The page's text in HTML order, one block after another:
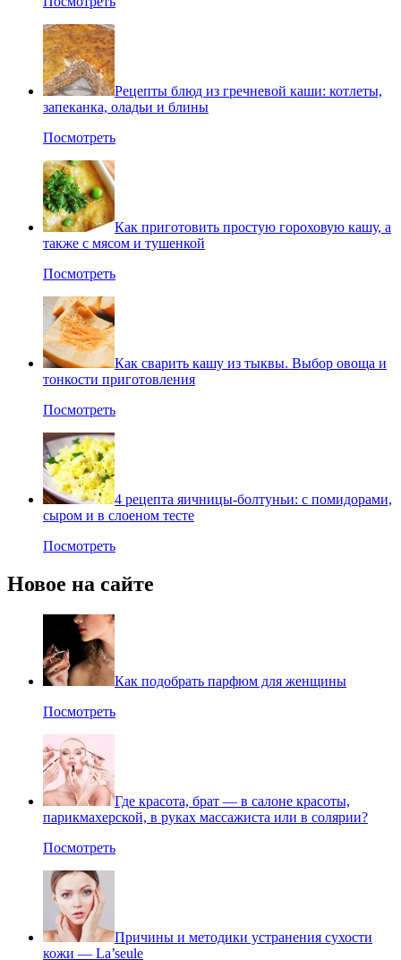
Рецепты блюд из гречневой каши: котлеты,
запеканка, оладьи и блины
Посмотреть
Как приготовить простую гороховую кашу, а
также с мясом и тушенкой
Посмотреть
Как сварить кашу из тыквы. Выбор овоща и
тонкости приготовления
Посмотреть
4 рецепта яичницы-болтуньи: с помидорами,
сыром и в слоеном тесте
Посмотреть
Новое на сайте
Как подобрать парфюм для женщины
Посмотреть
Где красота, брат — в салоне красоты,
парикмахерской, в руках массажиста или в солярии?
Посмотреть
Причины и методики устранения сухости
кожи — La’seule